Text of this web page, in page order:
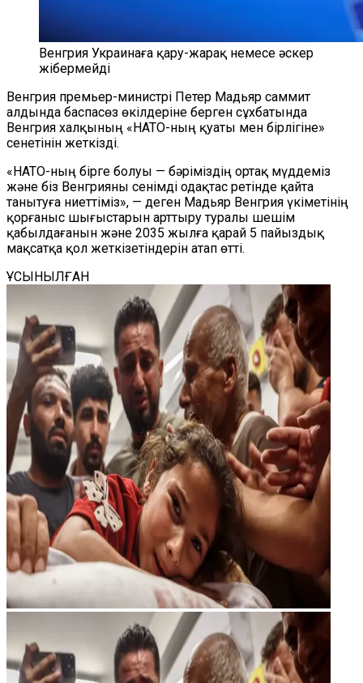
Венгрия Украинаға қару-жарақ немесе әскер
жібермейді
Венгрия премьер-министрі Петер Мадьяр саммит
алдында баспасөз өкілдеріне берген сұхбатында
Венгрия халқының «НАТО-ның қуаты мен бірлігіне»
сенетінін жеткізді.
«НАТО-ның бірге болуы — бәріміздің ортақ мүддеміз
және біз Венгрияны сенімді одақтас ретінде қайта
танытуға ниеттіміз», — деген Мадьяр Венгрия үкіметінің
қорғаныс шығыстарын арттыру туралы шешім
қабылдағанын және 2035 жылға қарай 5 пайыздық
мақсатқа қол жеткізетіндерін атап өтті.
ҰСЫНЫЛҒАН